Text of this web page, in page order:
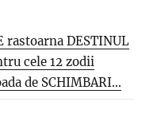
rastoarna DESTINUL
cele 12 zodii
de SCHIMBARI...